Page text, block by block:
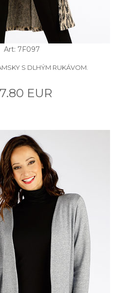
Art: 7F097
S DLHÝM RUKÁVOM.
EUR